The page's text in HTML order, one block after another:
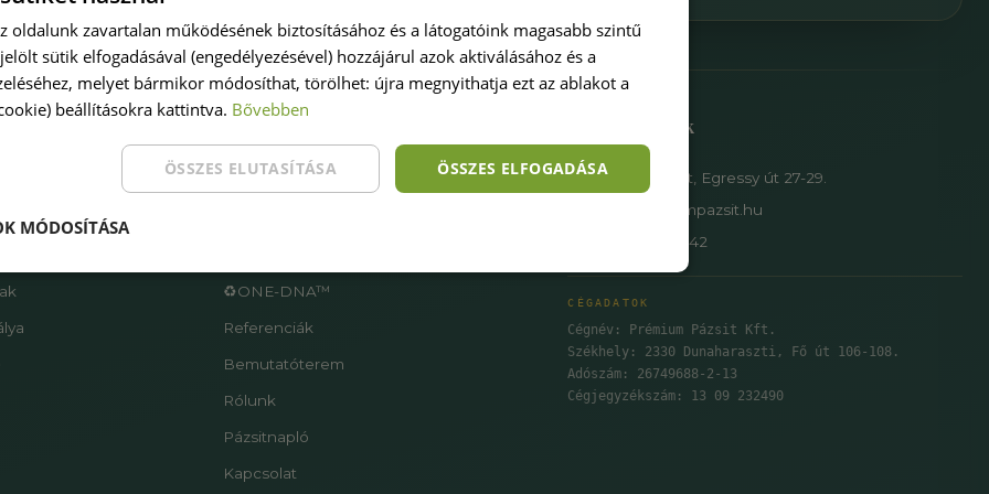
♻️ONE-DNA™
Referenciák
Bemutatóterem
Rólunk
Pázsitnapló
Kapcsolat
Elérhetőségek
1149 Budapest, Egressy út 27-29.
info@premiumpazsit.hu
+36 30 950 6742
CÉGADATOK
Cégnév: Prémium Pázsit Kft.
Székhely: 2330 Dunaharaszti, Fő út 106-108.
Adószám: 26749688-2-13
Cégjegyzékszám: 13 09 232490
oldalunk zavartalan működésének biztosításához és a látogatóink magasabb szintű
sütik elfogadásával (engedélyezésével) hozzájárul azok aktiválásához és a
melyet bármikor módosíthat, törölhet: újra megnyithatja ezt az ablakot a
beállításokra kattintva. Bővebben
ÖSSZES ELFOGADÁSA
ÖSSZES ELUTASÍTÁSA
MÓDOSÍTÁSA